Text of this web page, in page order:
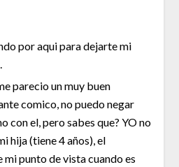
por aqui para dejarte mi
parecio un muy buen
comico, no puedo negar
con el, pero sabes que? YO no
hija (tiene 4 años), el
mi punto de vista cuando es